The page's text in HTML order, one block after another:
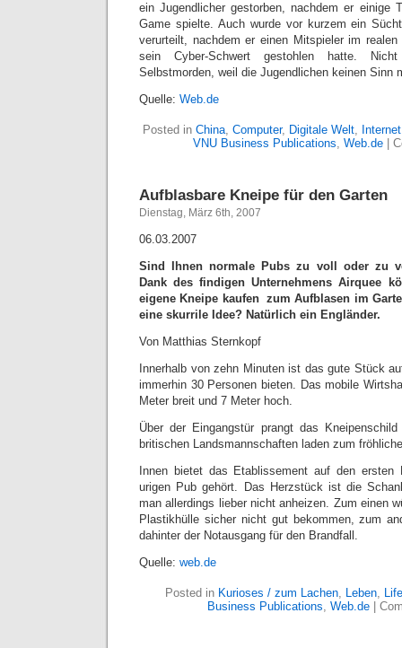
ein Jugendlicher gestorben, nachdem er einige
Game spielte. Auch wurde vor kurzem ein
verurteilt, nachdem er einen Mitspieler im
sein Cyber-Schwert gestohlen hatte.
Selbstmorden, weil die Jugendlichen keinen Sinn
Quelle: Web.de
Posted in China, Computer, Digitale Welt, Internet
VNU Business Publications, Web.de
Aufblasbare Kneipe für den Garten
Dienstag, März 6th, 2007
06.03.2007
Sind Ihnen normale Pubs zu voll oder zu
Dank des findigen Unternehmens Airquee
eigene Kneipe kaufen  zum Aufblasen im
eine skurrile Idee? Natürlich ein Engländer.
Von Matthias Sternkopf
Innerhalb von zehn Minuten ist das gute Stück
immerhin 30 Personen bieten. Das mobile
Meter breit und 7 Meter hoch.
Über der Eingangstür prangt das
britischen Landsmannschaften laden zum
Innen bietet das Etablissement auf den
urigen Pub gehört. Das Herzstück ist die
man allerdings lieber nicht anheizen. Zum einen
Plastikhülle sicher nicht gut bekommen, zum
dahinter der Notausgang für den Brandfall.
Quelle: web.de
Posted in Kurioses / zum Lachen, Leben,
Business Publications, Web.de|